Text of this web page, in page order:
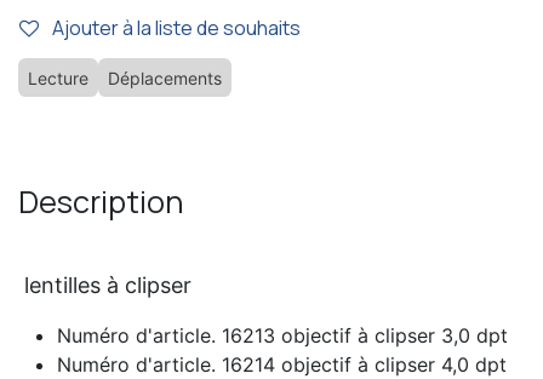
Ajouter à la liste de souhaits
Lecture Déplacements
Description
lentilles à clipser
Numéro d'article. 16213 objectif à clipser 3,0 dpt
Numéro d'article. 16214 objectif à clipser 4,0 dpt